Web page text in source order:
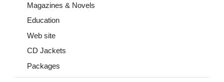
Magazines & Novels
Education
Web site
CD Jackets
Packages